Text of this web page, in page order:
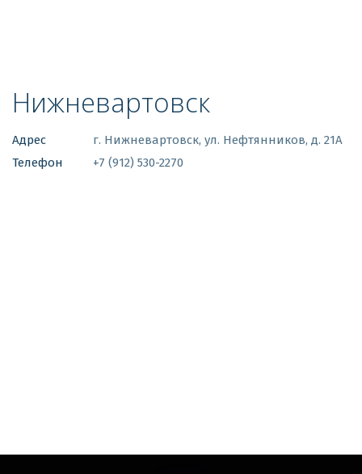
Нижневартовск
Адрес г. Нижневартовск, ул. Нефтянников, д. 21А
Телефон
+7 (912) 530-2270